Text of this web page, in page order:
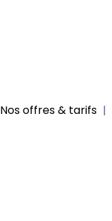
Nos offres & tarifs